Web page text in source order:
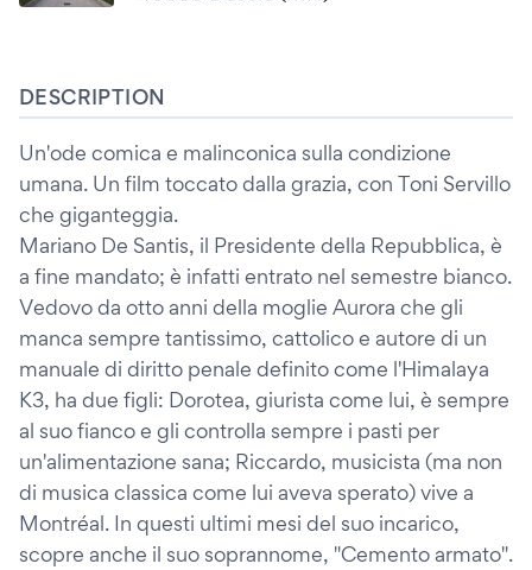
DESCRIPTION
Un'ode comica e malinconica sulla condizione
umana. Un film toccato dalla grazia, con Toni Servillo
che giganteggia.
Mariano De Santis, il Presidente della Repubblica, è
a fine mandato; è infatti entrato nel semestre bianco.
Vedovo da otto anni della moglie Aurora che gli
manca sempre tantissimo, cattolico e autore di un
manuale di diritto penale definito come l'Himalaya
K3, ha due figli: Dorotea, giurista come lui, è sempre
al suo fianco e gli controlla sempre i pasti per
un'alimentazione sana; Riccardo, musicista (ma non
di musica classica come lui aveva sperato) vive a
Montréal. In questi ultimi mesi del suo incarico,
scopre anche il suo soprannome, "Cemento armato".